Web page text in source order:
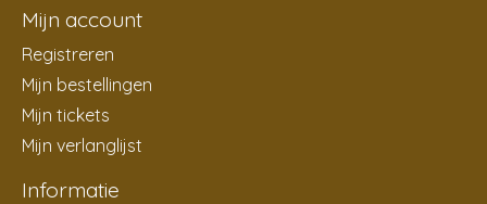
Mijn account
Registreren
Mijn bestellingen
Mijn tickets
Mijn verlanglijst
Informatie